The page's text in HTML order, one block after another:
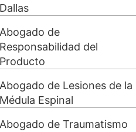
Dallas
Abogado de
Responsabilidad del
Producto
Abogado de Lesiones de la
Médula Espinal
Abogado de Traumatismo